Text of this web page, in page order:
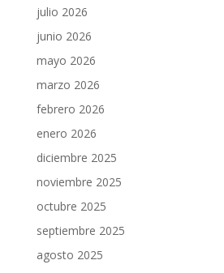
julio 2026
junio 2026
mayo 2026
marzo 2026
febrero 2026
enero 2026
diciembre 2025
noviembre 2025
octubre 2025
septiembre 2025
agosto 2025